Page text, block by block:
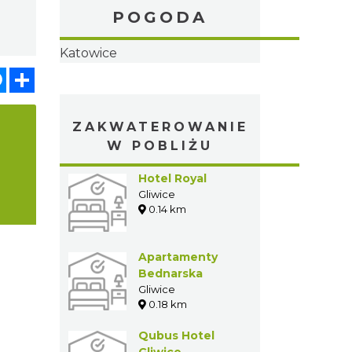
Messenger
POGODA
Katowice
ZAKWATEROWANIE
W POBLIŻU
Hotel Royal
Gliwice
0.14 km
Apartamenty
Bednarska
Gliwice
0.18 km
Qubus Hotel